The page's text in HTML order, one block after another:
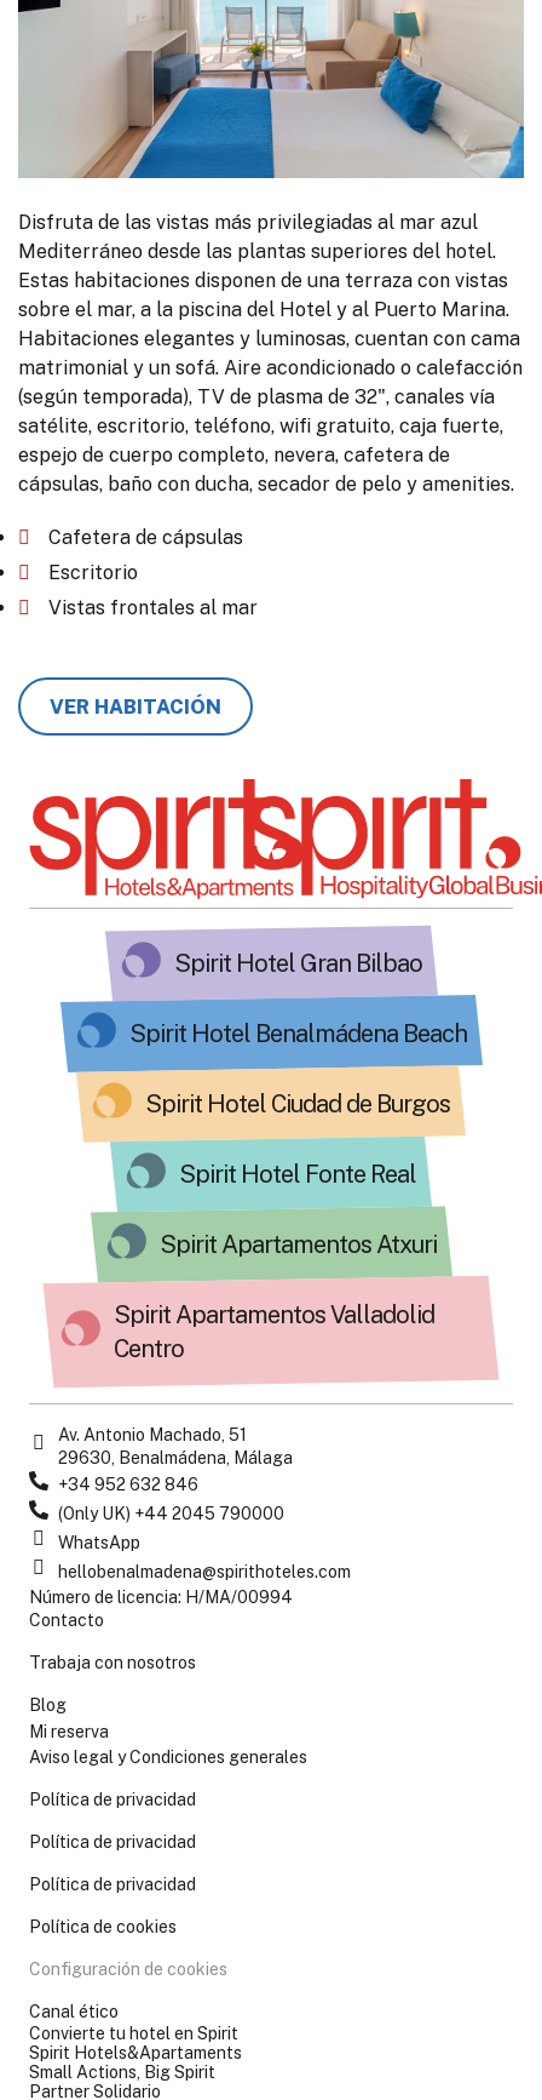
Disfruta de las vistas más privilegiadas al mar azul
Mediterráneo desde las plantas superiores del hotel.
Estas habitaciones disponen de una terraza con vistas
sobre el mar, a la piscina del Hotel y al Puerto Marina.
Habitaciones elegantes y luminosas, cuentan con cama
matrimonial y un sofá. Aire acondicionado o calefacción
(según temporada), TV de plasma de 32", canales vía
satélite, escritorio, teléfono, wifi gratuito, caja fuerte,
espejo de cuerpo completo, nevera, cafetera de
cápsulas, baño con ducha, secador de pelo y amenities.
Cafetera de cápsulas
Escritorio
Vistas frontales al mar
VER HABITACIÓN
Spirit Hotel Gran Bilbao
Spirit Hotel Benalmádena Beach
Spirit Hotel Ciudad de Burgos
Spirit Hotel Fonte Real
Spirit Apartamentos Atxuri
Spirit Apartamentos Valladolid
Centro
Av. Antonio Machado, 51
29630, Benalmádena, Málaga
+34 952 632 846
(Only UK) +44 2045 790000
WhatsApp
hellobenalmadena@spirithoteles.com
Número de licencia: H/MA/00994
Contacto
Trabaja con nosotros
Blog
Mi reserva
Aviso legal y Condiciones generales
Política de privacidad
Política de privacidad
Política de privacidad
Política de cookies
Configuración de cookies
Canal ético
Convierte tu hotel en Spirit
Spirit Hotels&Apartaments
Small Actions, Big Spirit
Partner Solidario